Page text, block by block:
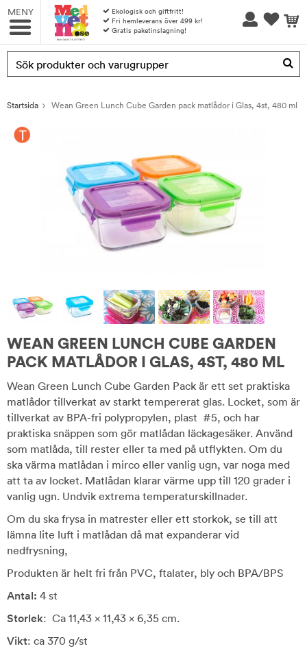
MENY
Ekologisk och giftfritt!
Fri hemleverans över 499 kr!
Gratis paketinslagning!
Produkten har blivit tillagd i varukorgen
Startsida Wean Green Lunch Cube Garden pack matlådor i Glas, 4st, 480 ml
WEAN GREEN LUNCH CUBE GARDEN
PACK MATLÅDOR I GLAS, 4ST, 480 ML
Wean Green Lunch Cube Garden Pack är ett set praktiska
matlådor tillverkat av starkt tempererat glas. Locket, som är
tillverkat av BPA-fri polypropylen, plast #5, och har
praktiska snäppen som gör matlådan läckagesäker. Använd
som matlåda, till rester eller ta med på utflykten. Om du
ska värma matlådan i mirco eller vanlig ugn, var noga med
att ta av locket. Matlådan klarar värme upp till 120 grader i
vanlig ugn. Undvik extrema temperaturskillnader.
Om du ska frysa in matrester eller ett storkok, se till att
lämna lite luft i matlådan då mat expanderar vid
nedfrysning,
Produkten är helt fri från PVC, ftalater, bly och BPA/BPS
Antal: 4 st
Storlek: Ca 11,43 x 11,43 x 6,35 cm.
Vikt: ca 370 g/st